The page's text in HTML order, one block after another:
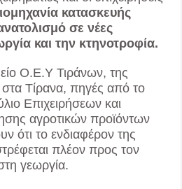
κατασκευής
σε νέες
και την κτηνοτροφία.
Ο.Ε.Υ Τιράνων, της
στα Τίρανα, πηγές από το
Επιχειρήσεων και
αγροτικών προϊόντων
ότι το ενδιαφέρον της
πλέον προς τον
γεωργία.